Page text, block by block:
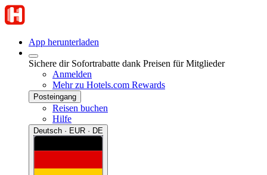
App herunterladen
Sichere dir Sofortrabatte dank Preisen für Mitglieder
Anmelden
Mehr zu Hotels.com Rewards
Posteingang
Reisen buchen
Hilfe
Deutsch · EUR · DE